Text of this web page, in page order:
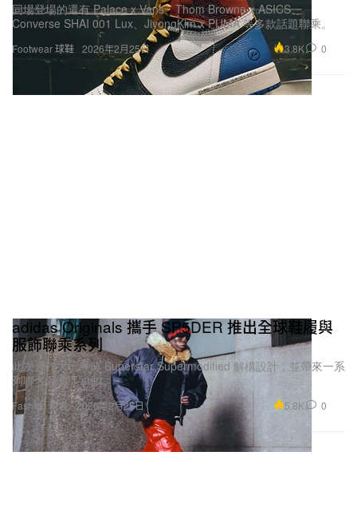
Footwear 球鞋
同場登場的還有 Palace x Vans、Thom Browne x ASICS、
Converse SHAI 001 Lux、JiyongKim x PUMA 等多款話題聯乘。
2026年2月25日 3.8K 0
Fashion 時裝
adidas Originals 攜手 SP5DER 推出全球鞋履與
服飾聯乘系列
此次合作大玩經典 Superstar Supermodified 解構設計，並帶來一系
列聯名圖案 T-shirt。
2026年2月25日 5.8K 0